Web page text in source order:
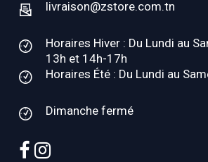
livraison@zstore.com.tn
Horaires Hiver : Du Lundi au
13h et 14h-17h
Horaires Été : Du Lundi au
Dimanche fermé
facebook
instagram